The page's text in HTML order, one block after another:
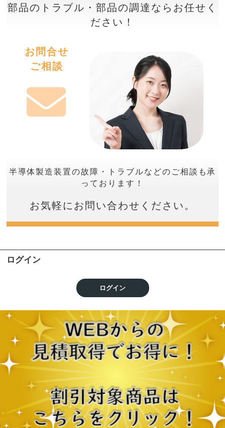
部品のトラブル・部品の調達ならお任せく
ださい！
お問合せ
ご相談
半導体製造装置の故障・トラブルなどのご相談も承
っております！
お気軽にお問い合わせください。
ログイン
ログイン